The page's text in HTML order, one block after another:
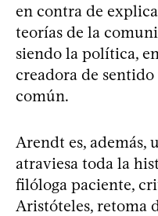
en contra de
teorías de la
siendo la política,
creadora de
común.
Arendt es, además,
atraviesa toda la
filóloga paciente,
Aristóteles, retoma